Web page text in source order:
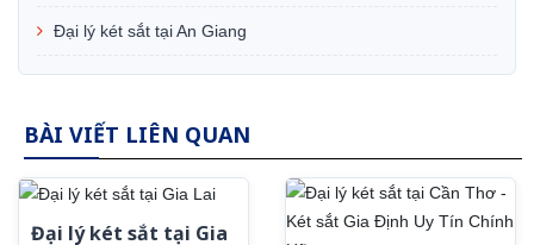
Đại lý két sắt tại An Giang
BÀI VIẾT LIÊN QUAN
Đại lý két sắt tại Gia